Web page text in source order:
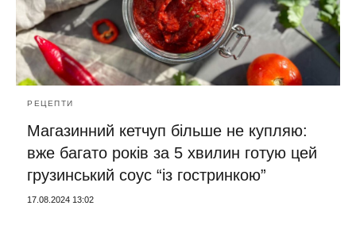
РЕЦЕПТИ
Магазинний кетчуп більше не купляю:
вже багато років за 5 хвилин готую цей
грузинський соус “із гостринкою”
17.08.2024 13:02